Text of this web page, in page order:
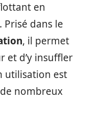
en
Prisé dans le
, il permet
et d’y insuffler
utilisation est
nombreux